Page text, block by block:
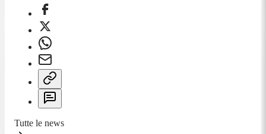
Tutte le news